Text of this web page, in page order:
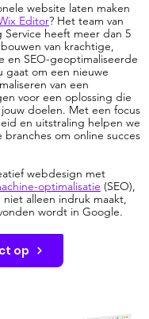
website laten maken
Editor? Het team van
Service heeft meer dan 5
van krachtige,
en SEO-geoptimaliseerde
gaat om een nieuwe
van een
voor een oplossing die
doelen. Met een focus
en uitstraling helpen we
branches om online succes
webdesign met
optimalisatie (SEO),
alleen indruk maakt,
wordt in Google.
op